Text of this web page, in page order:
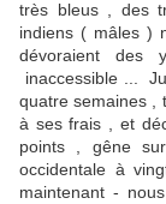
très bleus , des
indiens ( mâles )
dévoraient
inaccessible ...
quatre semaines ,
à ses frais , et
points , gêne
occidentale à
maintenant -